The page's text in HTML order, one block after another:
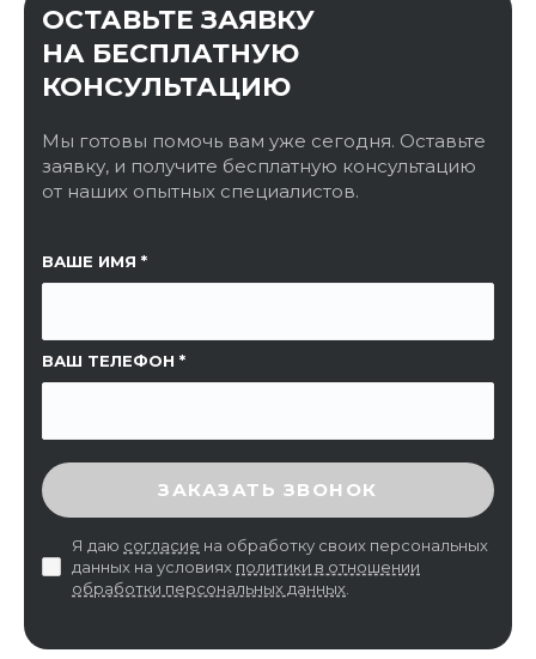
ОСТАВЬТЕ ЗАЯВКУ
НА БЕСПЛАТНУЮ
КОНСУЛЬТАЦИЮ
Мы готовы помочь вам уже сегодня. Оставьте
заявку, и получите бесплатную консультацию
от наших опытных специалистов.
ВАШЕ ИМЯ
ВАШ ТЕЛЕФОН
ССЫЛКА НА СТРАНИЦУ
ВВЕДИТЕ ПРОВЕРОЧНЫЙ КОД
ЗАКАЗАТЬ ЗВОНОК
Я даю согласие на обработку своих персональных
данных на условиях политики в отношении
обработки персональных данных